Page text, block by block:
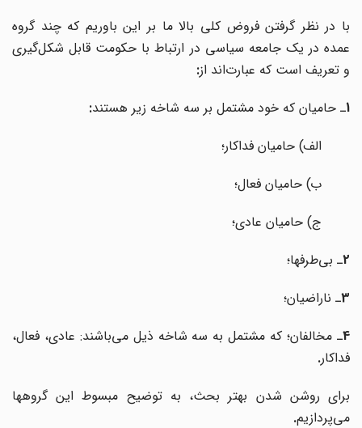
با در نظر گرفتن فروض کلی بالا ما بر این باوریم که چند گروه
عمده در یک جامعه سیاسی در ارتباط با حکومت قابل شکل‌گیری
و تعریف است که عبارتاند از
ـ حامیان که خود مشتمل بر سه شاخه زیر هستند:
الف) حامیان فداکار؛
ب) حامیان فعال؛
ج) حامیان عادی؛
ـ بی‌طرفها؛
ـ ناراضیان؛
ـ مخالفان؛ که مشتمل به سه شاخه ذیل می‌باشند: عادی، فعال،
فداکار.
برای روشن شدن بهتر بحث، به توضیح مبسوط این گروهها
می‌پردازیم.